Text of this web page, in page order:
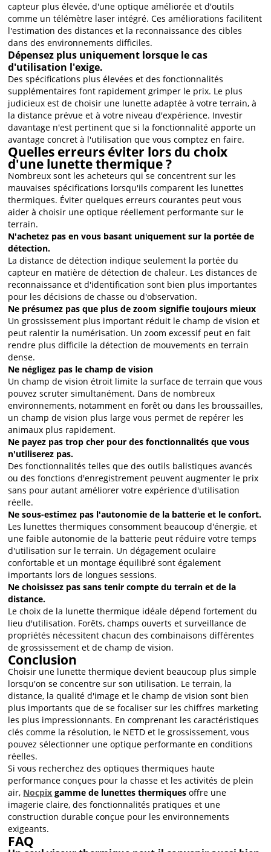
capteur plus élevée, d'une optique améliorée et d'outils
comme un télémètre laser intégré. Ces améliorations facilitent
l'estimation des distances et la reconnaissance des cibles
dans des environnements difficiles.
Dépensez plus uniquement lorsque le cas
d'utilisation l'exige.
Des spécifications plus élevées et des fonctionnalités
supplémentaires font rapidement grimper le prix. Le plus
judicieux est de choisir une lunette adaptée à votre terrain, à
la distance prévue et à votre niveau d'expérience. Investir
davantage n'est pertinent que si la fonctionnalité apporte un
avantage concret à l'utilisation que vous comptez en faire.
Quelles erreurs éviter lors du choix
d'une lunette thermique ?
Nombreux sont les acheteurs qui se concentrent sur les
mauvaises spécifications lorsqu'ils comparent les lunettes
thermiques. Éviter quelques erreurs courantes peut vous
aider à choisir une optique réellement performante sur le
terrain.
N'achetez pas en vous basant uniquement sur la portée de
détection.
La distance de détection indique seulement la portée du
capteur en matière de détection de chaleur. Les distances de
reconnaissance et d'identification sont bien plus importantes
pour les décisions de chasse ou d'observation.
Ne présumez pas que plus de zoom signifie toujours mieux
Un grossissement plus important réduit le champ de vision et
peut ralentir la numérisation. Un zoom excessif peut en fait
rendre plus difficile la détection de mouvements en terrain
dense.
Ne négligez pas le champ de vision
Un champ de vision étroit limite la surface de terrain que vous
pouvez scruter simultanément. Dans de nombreux
environnements, notamment en forêt ou dans les broussailles,
un champ de vision plus large vous permet de repérer les
animaux plus rapidement.
Ne payez pas trop cher pour des fonctionnalités que vous
n'utiliserez pas.
Des fonctionnalités telles que des outils balistiques avancés
ou des fonctions d'enregistrement peuvent augmenter le prix
sans pour autant améliorer votre expérience d'utilisation
réelle.
Ne sous-estimez pas l'autonomie de la batterie et le confort.
Les lunettes thermiques consomment beaucoup d'énergie, et
une faible autonomie de la batterie peut réduire votre temps
d'utilisation sur le terrain. Un dégagement oculaire
confortable et un montage équilibré sont également
importants lors de longues sessions.
Ne choisissez pas sans tenir compte du terrain et de la
distance.
Le choix de la lunette thermique idéale dépend fortement du
lieu d'utilisation. Forêts, champs ouverts et surveillance de
propriétés nécessitent chacun des combinaisons différentes
de grossissement et de champ de vision.
Conclusion
Choisir une lunette thermique devient beaucoup plus simple
lorsqu'on se concentre sur son utilisation. Le terrain, la
distance, la qualité d'image et le champ de vision sont bien
plus importants que de se focaliser sur les chiffres marketing
les plus impressionnants. En comprenant les caractéristiques
clés comme la résolution, le NETD et le grossissement, vous
pouvez sélectionner une optique performante en conditions
réelles.
Si vous recherchez des optiques thermiques haute
performance conçues pour la chasse et les activités de plein
air, Nocpix gamme de lunettes thermiques offre une
imagerie claire, des fonctionnalités pratiques et une
construction durable conçue pour les environnements
exigeants.
FAQ